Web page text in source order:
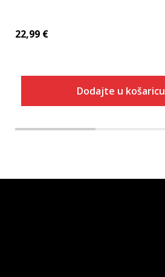
22,99 €
Dodajte u košaricu